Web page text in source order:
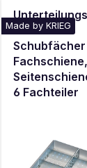
Made by KRIEG
Set für
Schubfächer
6 Fachteiler